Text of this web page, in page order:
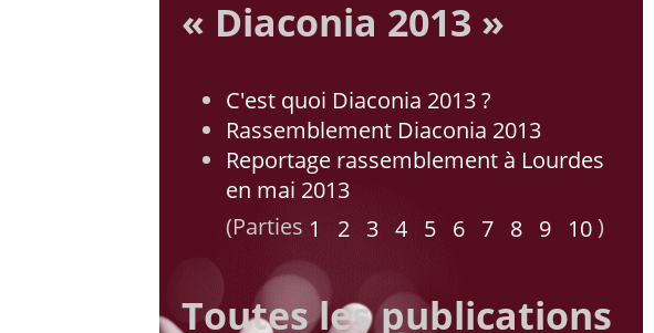
« Diaconia 2013 »
C'est quoi Diaconia 2013 ?
Rassemblement Diaconia 2013
Reportage rassemblement à Lourdes
en mai 2013
(Parties 1 2 3 4 5 6 7 8 9 10)
Toutes les publications